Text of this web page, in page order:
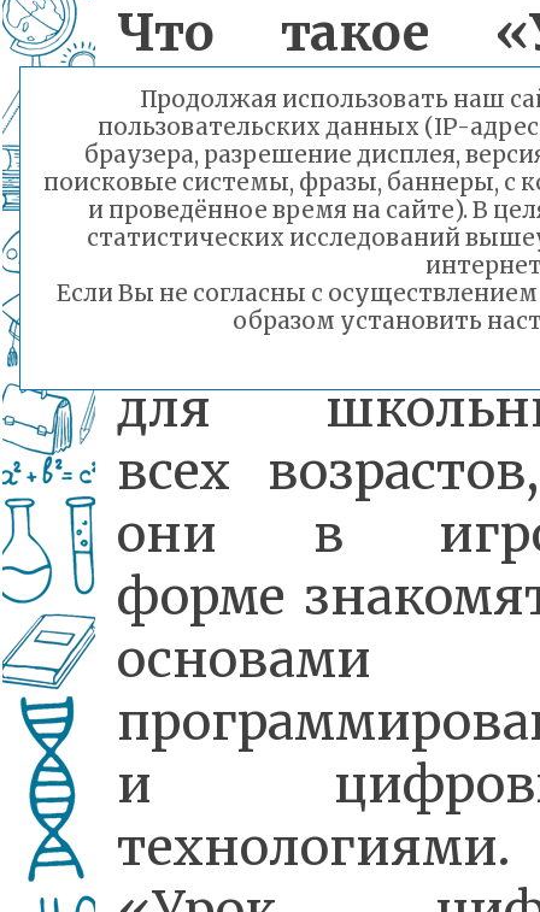
Что такое
цифры»?
«Урок
по-настоящему
важная
для
всех
они в
форме
основами
и
технологиями.
Продолжая использовать наш
пользовательских данных (IP-
браузера, разрешение дисплея,
поисковые системы, фразы, баннеры, с
и проведённое время на сайте). В
статистических исследований
Если Вы не согласны с
образом установить